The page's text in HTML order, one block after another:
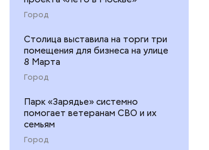
Город
Столица выставила на торги три
помещения для бизнеса на улице
8 Марта
Город
Парк «Зарядье» системно
помогает ветеранам СВО и их
семьям
Город